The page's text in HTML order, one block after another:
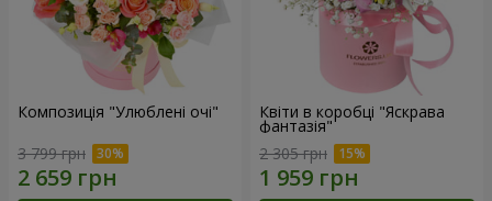
Композиція "Улюблені очі"
3 799 грн
Квіти в коробці "Яскрава
фантазія"
2 305 грн